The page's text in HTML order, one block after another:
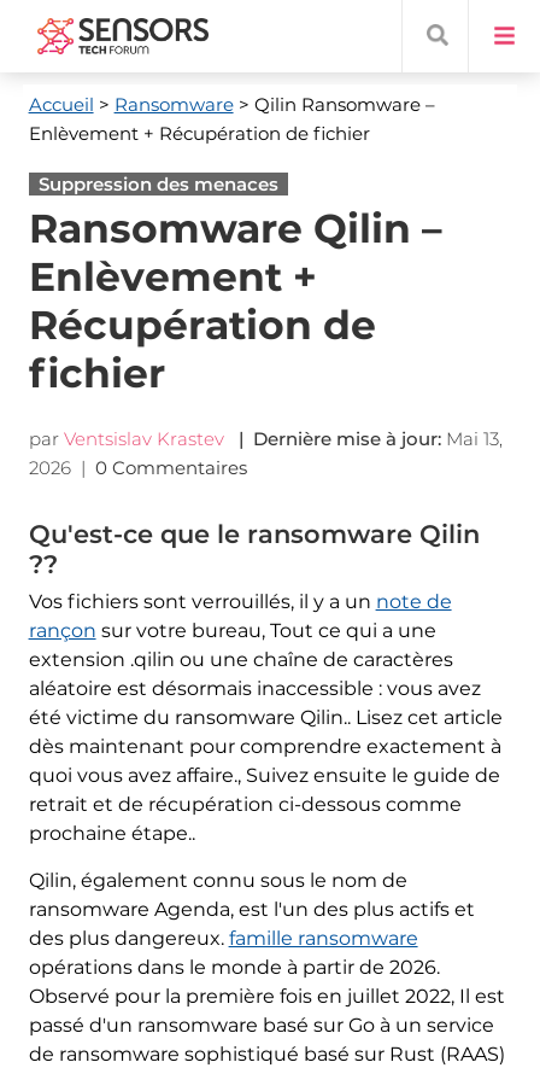
Accueil > Ransomware > Qilin Ransomware–
Enlèvement + Récupération de fichier
Suppression des menaces
Ransomware Qilin –
Enlèvement +
Récupération de
fichier
par Ventsislav Krastev | Dernière mise à jour: Mai 13,
2026| 0 Commentaires
Qu'est-ce que le ransomware Qilin
??
Vos fichiers sont verrouillés, il y a un note de
rançon sur votre bureau, Tout ce qui a une
extension .qilin ou une chaîne de caractères
aléatoire est désormais inaccessible : vous avez
été victime du ransomware Qilin.. Lisez cet article
dès maintenant pour comprendre exactement à
quoi vous avez affaire., Suivez ensuite le guide de
retrait et de récupération ci-dessous comme
prochaine étape..
Qilin, également connu sous le nom de
ransomware Agenda, est l'un des plus actifs et
des plus dangereux. famille ransomware
opérations dans le monde à partir de 2026.
Observé pour la première fois en juillet 2022, Il est
passé d'un ransomware basé sur Go à un service
de ransomware sophistiqué basé sur Rust (RAAS)